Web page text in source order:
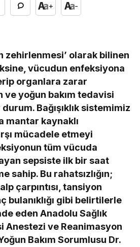
+ -
zehirlenmesi’ olarak bilinen
vücudun enfeksiyona
organlara zarar
yoğun bakım tedavisi
Bağışıklık sistemimiz
mantar kaynaklı
mücadele etmeyi
tüm vücuda
sepsiste ilk bir saat
sahip. Bu rahatsızlığın;
çarpıntısı, tansiyon
bulanıklığı gibi belirtilerle
eden Anadolu Sağlık
Anestezi ve Reanimasyon
Bakım Sorumlusu Dr.